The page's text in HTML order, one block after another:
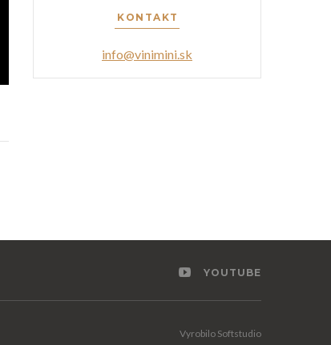
KONTAKT
info@vinimini.sk
YOUTUBE
Vyrobilo Softstudio